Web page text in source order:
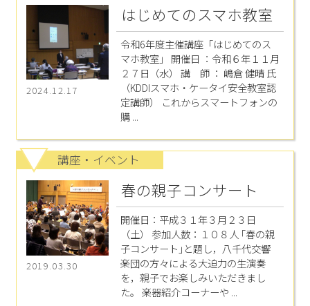
2024.12.17
はじめてのスマホ教室
令和6年度主催講座「はじめてのス
マホ教室」 開催日 ：令和６年１１月
２７日（水） 講 師 ： 嶋倉 健晴 氏
（KDDIスマホ・ケータイ安全教室認
定講師） これからスマートフォンの
購 ...
講座・イベント
2019.03.30
春の親子コンサート
開催日：平成３１年３月２３日
（土） 参加人数：１０８人 ｢春の親
子コンサート｣と題し，八千代交響
楽団の方々による大迫力の生演奏
を，親子でお楽しみいただきまし
た。 楽器紹介コーナーや ...